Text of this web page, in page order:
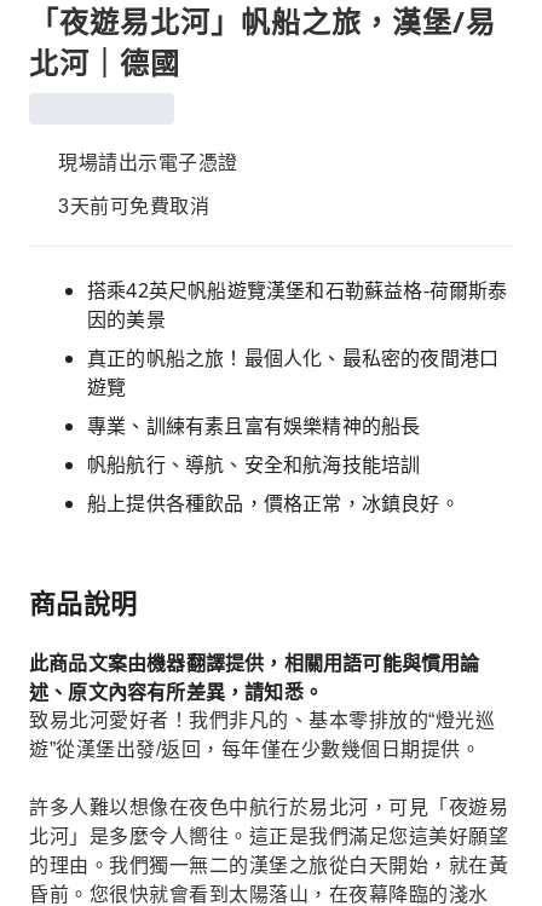
「夜遊易北河」帆船之旅，漢堡/易
北河｜德國
現場請出示電子憑證
3天前可免費取消
搭乘42英尺帆船遊覽漢堡和石勒蘇益格-荷爾斯泰
因的美景
真正的帆船之旅！最個人化、最私密的夜間港口
遊覽
專業、訓練有素且富有娛樂精神的船長
帆船航行、導航、安全和航海技能培訓
船上提供各種飲品，價格正常，冰鎮良好。
商品說明
此商品文案由機器翻譯提供，相關用語可能與慣用論
述、原文內容有所差異，請知悉。
致易北河愛好者！我們非凡的、基本零排放的“燈光巡
遊”從漢堡出發/返回，每年僅在少數幾個日期提供。
許多人難以想像在夜色中航行於易北河，可見「夜遊易
北河」是多麼令人嚮往。這正是我們滿足您這美好願望
的理由。我們獨一無二的漢堡之旅從白天開始，就在黃
昏前。您很快就會看到太陽落山，在夜幕降臨的淺水